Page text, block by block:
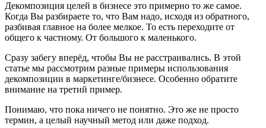
Декомпозиция целей в бизнесе это примерно то же самое.
Когда Вы разбираете то, что Вам надо, исходя из обратного,
разбивая главное на более мелкое. То есть переходите от
общего к частному. От большого к маленького.
Сразу забегу вперёд, чтобы Вы не расстраивались. В этой
статье мы рассмотрим разные примеры использования
декомпозиции в маркетинге/бизнесе. Особенно обратите
внимание на третий пример.
Понимаю, что пока ничего не понятно. Это же не просто
термин, а целый научный метод или даже подход.